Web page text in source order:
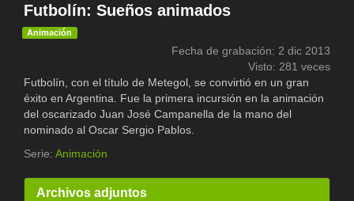
Futbolín: Sueños animados
Animación
Fecha de grabación: 2 dic 2013
Visto: 281 veces
Futbolín, con el título de Metegol, se convirtió en un gran
éxito en Argentina. Fue la primera incursión en la animación
del oscarizado Juan José Campanella de la mano del
nominado al Oscar Sergio Pablos.
Serie: Animación
Archivos adjuntos